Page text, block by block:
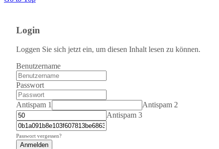
Login
Loggen Sie sich jetzt ein, um diesen Inhalt lesen zu können.
Benutzername
Passwort
Antispam 1
Antispam 2
Antispam 3
Passwort vergessen?
Anmelden